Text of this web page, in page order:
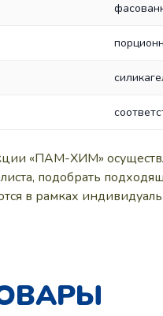
«ПАМ-ХИМ»
подобрать
в рамках